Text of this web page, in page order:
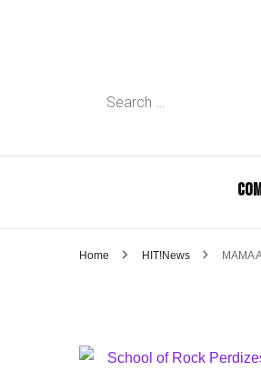
Search
Home HIT!News MAMA